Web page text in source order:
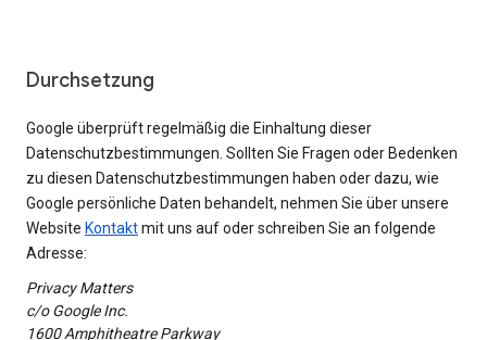
Durchsetzung
Google überprüft regelmäßig die Einhaltung dieser
Datenschutzbestimmungen. Sollten Sie Fragen oder Bedenken
zu diesen Datenschutzbestimmungen haben oder dazu, wie
Google persönliche Daten behandelt, nehmen Sie über unsere
Website Kontaktmit uns auf oder schreiben Sie an folgende
Adresse:
Privacy Matters
c/o Google Inc.
1600 Amphitheatre Parkway